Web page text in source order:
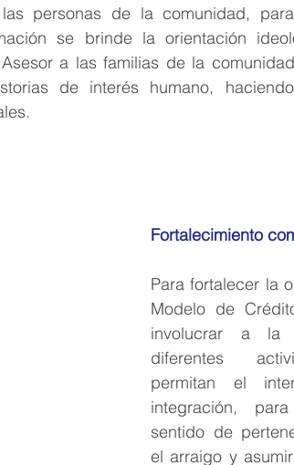
personas de la comunidad,
se brinde la orientación
a las familias de la
de interés humano,
Fortalecimiento
Para fortalecer la
Modelo de
involucrar a la
diferentes
permitan el
integración,
sentido de
el arraigo y